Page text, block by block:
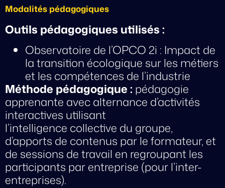
Modalités pédagogiques
Outils pédagogiques utilisés :
Observatoire de l’OPCO 2i : Impact de
la transition écologique sur les métiers
et les compétences de l’industrie
Méthode pédagogique : pédagogie
apprenante avec alternance d’activités
interactives utilisant
l’intelligence collective du groupe,
d’apports de contenus par le formateur, et
de sessions de travail en regroupant les
participants par entreprise (pour l’inter-
entreprises).